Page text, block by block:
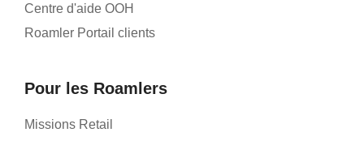
Centre d'aide OOH
Roamler Portail clients
Pour les Roamlers
Missions Retail